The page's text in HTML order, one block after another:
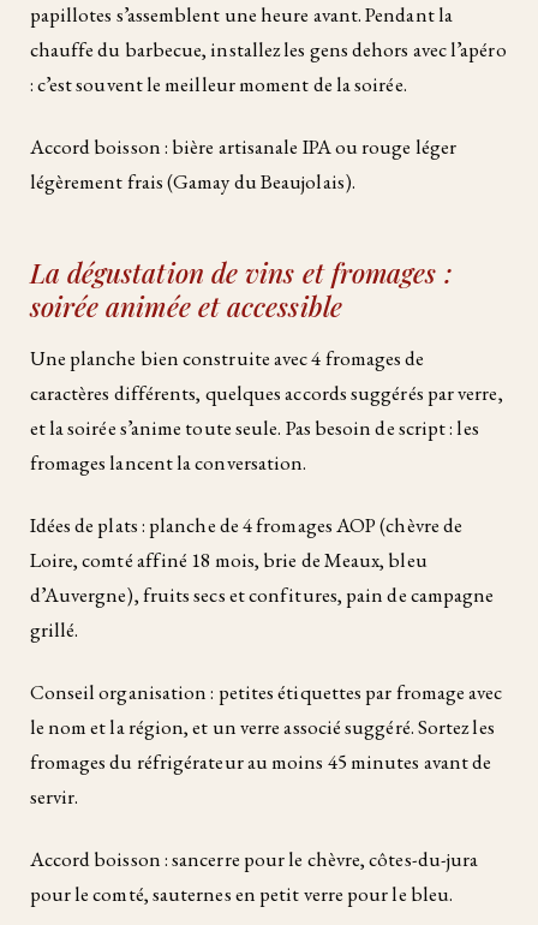
papillotes s’assemblent une heure avant. Pendant la
chauffe du barbecue, installez les gens dehors avec l’apéro
: c’est souvent le meilleur moment de la soirée.
Accord boisson : bière artisanale IPA ou rouge léger
légèrement frais (Gamay du Beaujolais).
La dégustation de vins et fromages :
soirée animée et accessible
Une planche bien construite avec 4 fromages de
caractères différents, quelques accords suggérés par verre,
et la soirée s’anime toute seule. Pas besoin de script : les
fromages lancent la conversation.
Idées de plats : planche de 4 fromages AOP (chèvre de
Loire, comté affiné 18 mois, brie de Meaux, bleu
d’Auvergne), fruits secs et confitures, pain de campagne
grillé.
Conseil organisation : petites étiquettes par fromage avec
le nom et la région, et un verre associé suggéré. Sortez les
fromages du réfrigérateur au moins 45 minutes avant de
servir.
Accord boisson : sancerre pour le chèvre, côtes-du-jura
pour le comté, sauternes en petit verre pour le bleu.